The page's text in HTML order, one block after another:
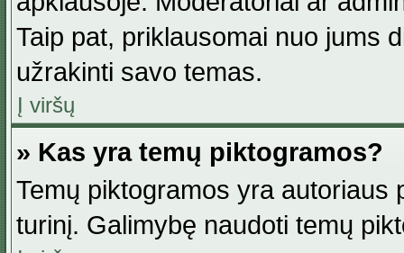
Taip pat, priklausomai nuo jums
užrakinti savo temas.
Į viršų
» Kas yra temų piktogramos?
Temų piktogramos yra autoriaus
turinį. Galimybę naudoti temų